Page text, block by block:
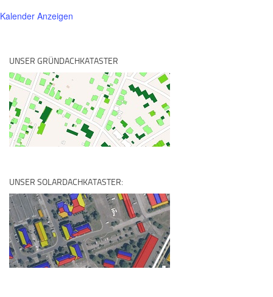
Kalender Anzeigen
UNSER GRÜNDACHKATASTER
UNSER SOLARDACHKATASTER: